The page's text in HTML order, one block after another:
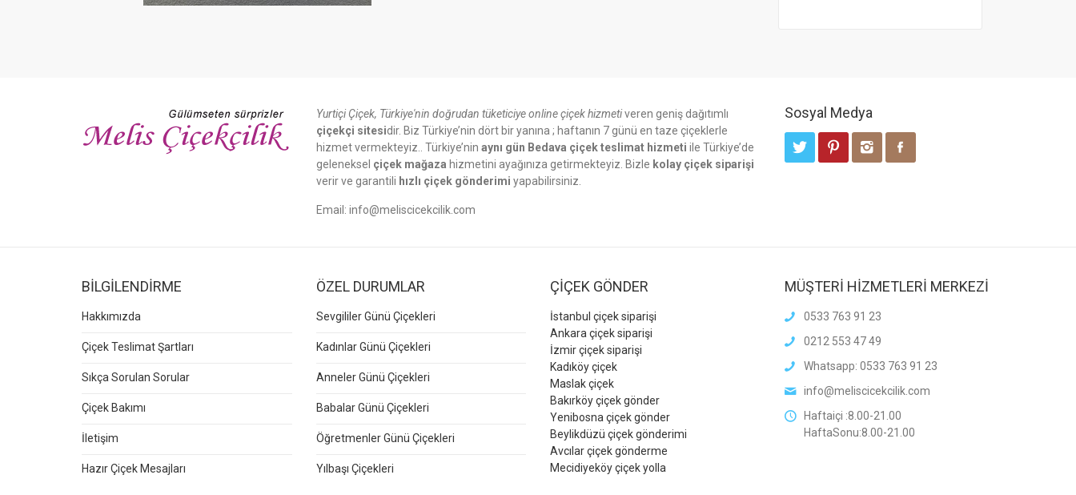
Yurtiçi Çiçek, Türkiye'nin doğrudan tüketiciye online çiçek hizmetiveren geniş dağıtımlı
çiçekçi sitesidir. Biz Türkiye’nin dört bir yanına ; haftanın 7 günü en taze çiçeklerle
hizmet vermekteyiz.. Türkiye’nin aynı gün Bedava çiçek teslimat hizmeti ile Türkiye’de
geleneksel çiçek mağaza hizmetini ayağınıza getirmekteyiz. Bizle kolay çiçek siparişi
verir ve garantili hızlı çiçek gönderimi yapabilirsiniz.
Email: info@meliscicekcilik.com
Sosyal Medya
BİLGİLENDİRME
Hakkımızda
Çiçek Teslimat Şartları
Sıkça Sorulan Sorular
Çiçek Bakımı
İletişim
Hazır Çiçek Mesajları
ÖZEL DURUMLAR
Sevgililer Günü Çiçekleri
Kadınlar Günü Çiçekleri
Anneler Günü Çiçekleri
Babalar Günü Çiçekleri
Öğretmenler Günü Çiçekleri
Yılbaşı Çiçekleri
ÇİÇEK GÖNDER
İstanbul çiçek siparişi
Ankara çiçek siparişi
İzmir çiçek siparişi
Kadıköy çiçek
Maslak çiçek
Bakırköy çiçek gönder
Yenibosna çiçek gönder
Beylikdüzü çiçek gönderimi
Avcılar çiçek gönderme
Mecidiyeköy çiçek yolla
MÜŞTERİ HİZMETLERİ MERKEZİ
0533 763 91 23
0212 553 47 49
Whatsapp: 0533 763 91 23
info@meliscicekcilik.com
Haftaiçi :8.00-21.00
HaftaSonu:8.00-21.00